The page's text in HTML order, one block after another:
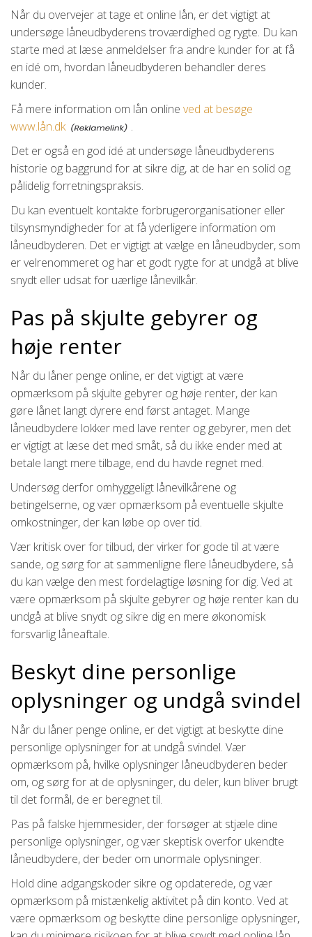
Når du overvejer at tage et online lån, er det vigtigt at
undersøge låneudbyderens troværdighed og rygte. Du kan
starte med at læse anmeldelser fra andre kunder for at få
en idé om, hvordan låneudbyderen behandler deres
kunder.
Få mere information om lån online ved at besøge
www.lån.dk
.
Det er også en god idé at undersøge låneudbyderens
historie og baggrund for at sikre dig, at de har en solid og
pålidelig forretningspraksis.
Du kan eventuelt kontakte forbrugerorganisationer eller
tilsynsmyndigheder for at få yderligere information om
låneudbyderen. Det er vigtigt at vælge en låneudbyder, som
er velrenommeret og har et godt rygte for at undgå at blive
snydt eller udsat for uærlige lånevilkår.
Pas på skjulte gebyrer og
høje renter
Når du låner penge online, er det vigtigt at være
opmærksom på skjulte gebyrer og høje renter, der kan
gøre lånet langt dyrere end først antaget. Mange
låneudbydere lokker med lave renter og gebyrer, men det
er vigtigt at læse det med småt, så du ikke ender med at
betale langt mere tilbage, end du havde regnet med.
Undersøg derfor omhyggeligt lånevilkårene og
betingelserne, og vær opmærksom på eventuelle skjulte
omkostninger, der kan løbe op over tid.
Vær kritisk over for tilbud, der virker for gode til at være
sande, og sørg for at sammenligne flere låneudbydere, så
du kan vælge den mest fordelagtige løsning for dig. Ved at
være opmærksom på skjulte gebyrer og høje renter kan du
undgå at blive snydt og sikre dig en mere økonomisk
forsvarlig låneaftale.
Beskyt dine personlige
oplysninger og undgå svindel
Når du låner penge online, er det vigtigt at beskytte dine
personlige oplysninger for at undgå svindel. Vær
opmærksom på, hvilke oplysninger låneudbyderen beder
om, og sørg for at de oplysninger, du deler, kun bliver brugt
til det formål, de er beregnet til.
Pas på falske hjemmesider, der forsøger at stjæle dine
personlige oplysninger, og vær skeptisk overfor ukendte
låneudbydere, der beder om unormale oplysninger.
Hold dine adgangskoder sikre og opdaterede, og vær
opmærksom på mistænkelig aktivitet på din konto. Ved at
være opmærksom og beskytte dine personlige oplysninger,